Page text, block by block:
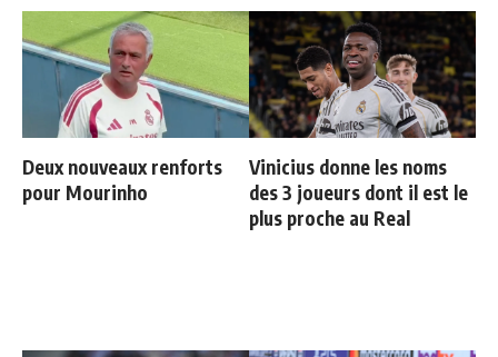
Deux nouveaux renforts
pour Mourinho
Vinicius donne les noms
des 3 joueurs dont il est le
plus proche au Real